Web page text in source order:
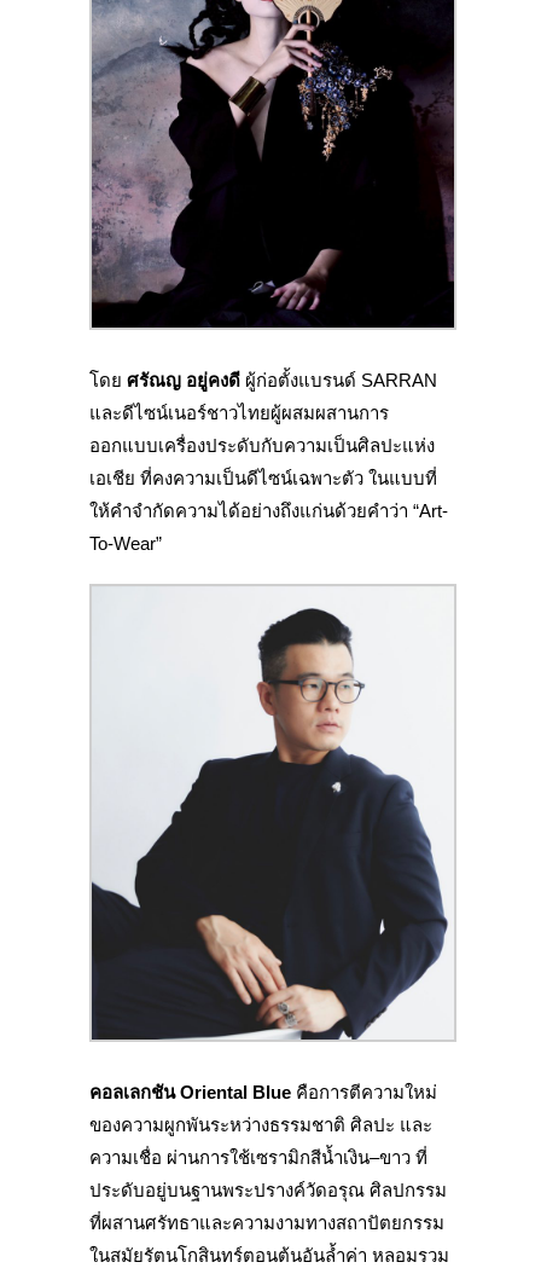
โดย ศรัณญ อยู่คงดี ผู้ก่อตั้งแบรนด์ SARRAN
และดีไซน์เนอร์ชาวไทยผู้ผสมผสานการ
ออกแบบเครื่องประดับกับความเป็นศิลปะแห่ง
เอเชีย ที่คงความเป็นดีไซน์เฉพาะตัว ในแบบที่
ให้คำจำกัดความได้อย่างถึงแก่นด้วยคำว่า “Art-
To-Wear”
คอลเลกชัน Oriental Blue คือการตีความใหม่
ของความผูกพันระหว่างธรรมชาติ ศิลปะ และ
ความเชื่อ ผ่านการใช้เซรามิกสีน้ำเงิน–ขาว ที่
ประดับอยู่บนฐานพระปรางค์วัดอรุณ ศิลปกรรม
ที่ผสานศรัทธาและความงามทางสถาปัตยกรรม
ในสมัยรัตนโกสินทร์ตอนต้นอันล้ำค่า หลอมรวม